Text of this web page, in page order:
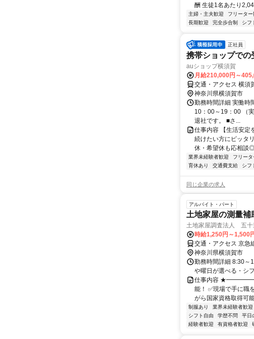
酬 生徒1名あたり
主婦・主夫歓迎 フリーター
長期歓迎
完全歩合制 シフ
正社員
携帯ショップでの
auショップ横須賀
月給210,000円～
交通・アクセス 横須
神奈川県横須賀市
勤務時間詳細 実働時
10：00～19：00 （
退社です。 ■さ...
仕事内容 【生活安定
続けたい方にピッタ
休・希望休も応相談
業界未経験者歓迎 フリータ
育休あり
交通費支給 シフ
同じ企業の求人
アルバイト・パート
土地家屋の測量補
土地家屋調査法人 五十
時給1,250円～1,500
交通・アクセス 京急
神奈川県横須賀市
勤務時間詳細 8:30～
や曜日が選べる・シ
仕事内容
能！ ✅現場で手に職
がら国家資格取得可
制服あり 業界未経験者歓迎
シフト自由
学歴不問 平日
経験者歓迎
有資格者歓迎